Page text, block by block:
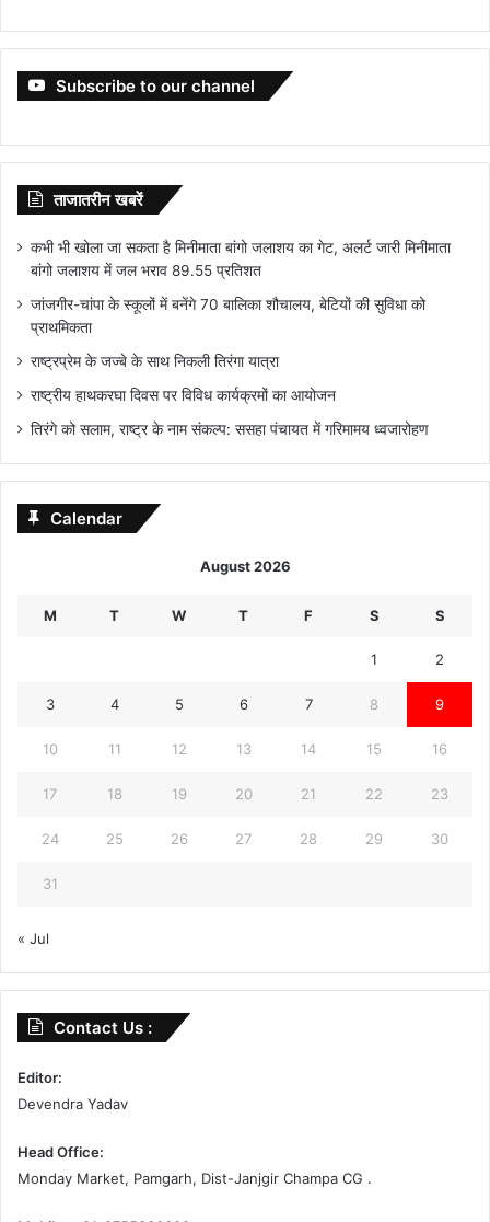
Subscribe to our channel
ताजातरीन खबरें
कभी भी खोला जा सकता है मिनीमाता बांगो जलाशय का गेट, अलर्ट जारी मिनीमाता
बांगो जलाशय में जल भराव 89.55 प्रतिशत
जांजगीर-चांपा के स्कूलों में बनेंगे 70 बालिका शौचालय, बेटियों की सुविधा को
प्राथमिकता
राष्ट्रप्रेम के जज्बे के साथ निकली तिरंगा यात्रा
राष्ट्रीय हाथकरघा दिवस पर विविध कार्यक्रमों का आयोजन
तिरंगे को सलाम, राष्ट्र के नाम संकल्प: ससहा पंचायत में गरिमामय ध्वजारोहण
Calendar
August 2026
M T W T F S S
1 2
3 4 5 6 7 8 9
10 11 12 13 14 15 16
17 18 19 20 21 22 23
24 25 26 27 28 29 30
31
« Jul
Contact Us :
Editor:
Devendra Yadav
Head Office:
Monday Market, Pamgarh, Dist-Janjgir Champa CG .